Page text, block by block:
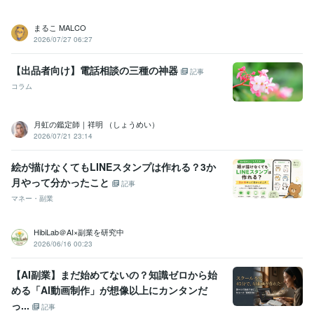
まるこ MALCO
2026/07/27 06:27
【出品者向け】電話相談の三種の神器
記事
コラム
月虹の鑑定師｜祥明 （しょうめい）
2026/07/21 23:14
絵が描けなくてもLINEスタンプは作れる？3か
月やって分かったこと
記事
マネー・副業
HibiLab＠AI×副業を研究中
2026/06/16 00:23
【AI副業】まだ始めてないの？知識ゼロから始
める「AI動画制作」が想像以上にカンタンだ
っ...
記事